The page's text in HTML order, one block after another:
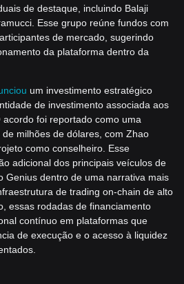
de destaque, incluindo Balaji
Esse grupo reúne fundos com
de mercado, sugerindo
da plataforma dentro da
um investimento estratégico
de investimento associada aos
foi reportado como uma
milhões de dólares, com Zhao
como conselheiro. Esse
adicional dos principais veículos de
Genius dentro de uma narrativa mais
de trading on-chain de alto
essas rodadas de financiamento
contínuo em plataformas que
de execução e o acesso à liquidez